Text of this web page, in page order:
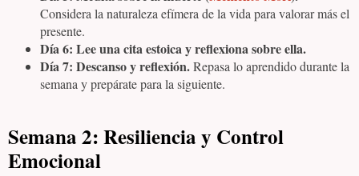
Considera la naturaleza efímera de la vida para valorar más el
presente.
Día 6: Lee una cita estoica y reflexiona sobre ella.
Día 7: Descanso y reflexión.Repasa lo aprendido durante la
semana y prepárate para la siguiente.
Semana 2: Resiliencia y Control
Emocional